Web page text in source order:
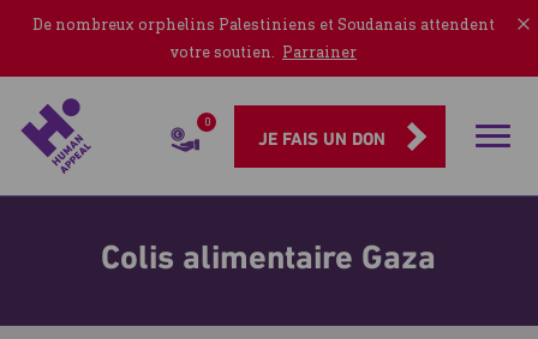
De nombreux orphelins Palestiniens et Soudanais attendent
votre soutien. Parrainer
0
JE FAIS UN DON
Colis alimentaire Gaza